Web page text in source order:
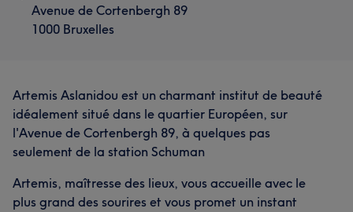
Avenue de Cortenbergh 89
1000 Bruxelles
Artemis Aslanidou est un charmant institut de beauté
idéalement situé dans le quartier Européen, sur
l'Avenue de Cortenbergh 89, à quelques pas
seulement de la station Schuman
Artemis, maîtresse des lieux, vous accueille avec le
plus grand des sourires et vous promet un instant